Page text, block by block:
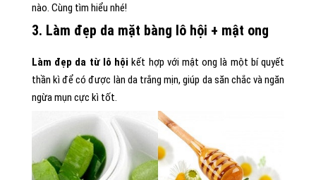
nào. Cùng tìm hiểu nhé!
3. Làm đẹp da mặt bàng lô hội + mật ong
Làm đẹp da từ lô hội kết hợp với mật ong là một bí quyết
thần kì để có được làn da trắng mịn, giúp da săn chắc và ngăn
ngừa mụn cực kì tốt.